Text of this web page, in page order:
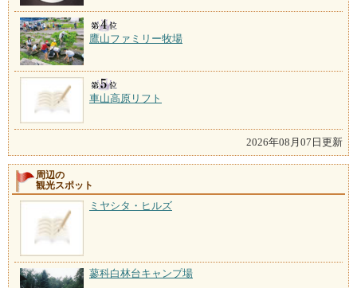
鷹山ファミリー牧場
車山高原リフト
2026年08月07日更新
周辺の
観光スポット
ミヤシタ・ヒルズ
蓼科白林台キャンプ場